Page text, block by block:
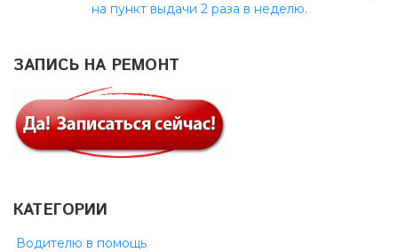
на пункт выдачи 2 раза в неделю.
ЗАПИСЬ НА РЕМОНТ
КАТЕГОРИИ
Водителю в помощь